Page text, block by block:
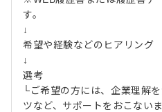
す。
↓
希望や経験などのヒアリング
↓
選考
└ご希望の方には、企業理解
ツなど、サポートをおこない